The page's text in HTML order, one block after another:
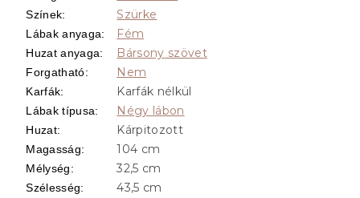
Színek: Szürke
Lábak anyaga: Fém
Huzat anyaga: Bársony szövet
Forgatható: Nem
Karfák: Karfák nélkül
Lábak típusa: Négy lábon
Huzat: Kárpitozott
Magasság: 104 cm
Mélység: 32,5 cm
Szélesség: 43,5 cm